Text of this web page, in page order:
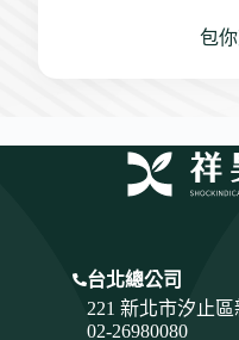
包
台北總公司
221 新北市汐止
02-26980080